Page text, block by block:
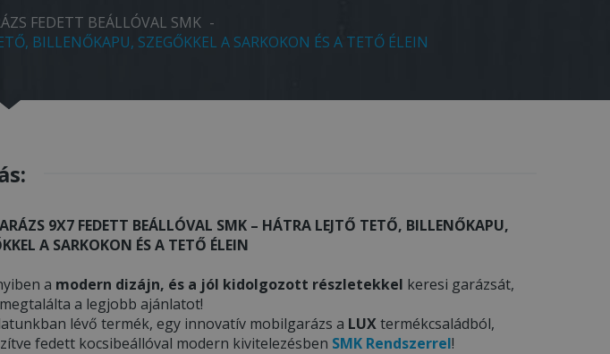
FEDETT BEÁLLÓVAL SMK -
BILLENŐKAPU, SZEGŐKKEL A SARKOKON ÉS A TETŐ ÉLEIN
9X7 FEDETT BEÁLLÓVAL SMK – HÁTRA LEJTŐ TETŐ, BILLENŐKAPU,
A SARKOKON ÉS A TETŐ ÉLEIN
a modern dizájn, és a jól kidolgozott részletekkel keresi garázsát,
a legjobb ajánlatot!
lévő termék, egy innovatív mobilgarázs a LUXtermékcsaládból,
fedett kocsibeállóval modern kivitelezésben SMK Rendszerrel!